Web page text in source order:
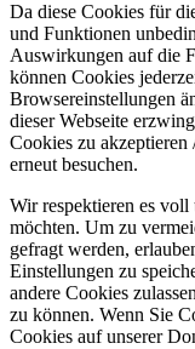
Da diese Cookies für
und Funktionen
Auswirkungen auf die
können Cookies
Browsereinstellungen
dieser Webseite
Cookies zu akzeptieren
erneut besuchen.
Wir respektieren es
möchten. Um zu
gefragt werden,
Einstellungen zu
andere Cookies
zu können. Wenn Sie
Cookies auf unserer